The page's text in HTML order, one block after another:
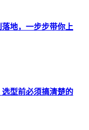
地，一步步带你上
型前必须搞清楚的